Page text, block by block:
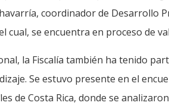
coordinador de Desarrollo
cual, se encuentra en proceso de
la Fiscalía también ha tenido
Se estuvo presente en el
de Costa Rica, donde se